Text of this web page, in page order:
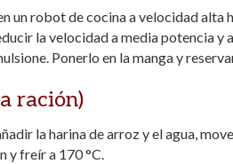
un robot de cocina a velocidad alta
la velocidad a media potencia y
Ponerlo en la manga y
ración)
la harina de arroz y el agua,
y freír a 170 °C.